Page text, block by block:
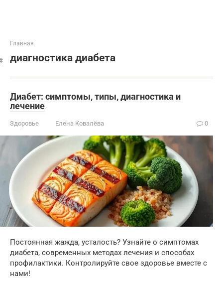
Главная
диагностика диабета
Диабет: симптомы, типы, диагностика и
лечение
Здоровье Елена Ковалёва 0
Постоянная жажда, усталость? Узнайте о симптомах
диабета, современных методах лечения и способах
профилактики. Контролируйте свое здоровье вместе с
нами!